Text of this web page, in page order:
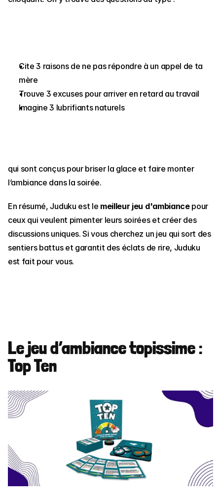
Cite 3 raisons de ne pas répondre à un appel de ta
mère
Trouve 3 excuses pour arriver en retard au travail
Imagine 3 lubrifiants naturels
qui sont conçus pour briser la glace et faire monter
l’ambiance dans la soirée.
En résumé, Juduku est le meilleur jeu d'ambiance pour
ceux qui veulent pimenter leurs soirées et créer des
discussions uniques. Si vous cherchez un jeu qui sort des
sentiers battus et garantit des éclats de rire, Juduku
est fait pour vous.
Le jeu d’ambiance topissime :
Top Ten